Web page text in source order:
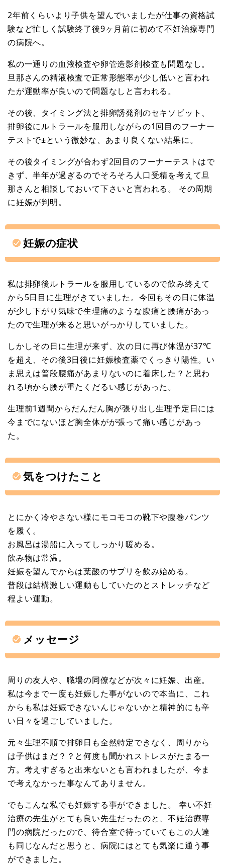
2年前くらいより子供を望んでいましたが仕事の資格試
験など忙しく試験終了後9ヶ月前に初めて不妊治療専門
の病院へ。
私の一通りの血液検査や卵管造影剤検査も問題なし。
旦那さんの精液検査で正常形態率が少し低いと言われ
たが運動率が良いので問題なしと言われる。
その後、タイミング法と排卵誘発剤のセキソビット、
排卵後にルトラールを服用しながらの1回目のフーナー
テストで±という微妙な、あまり良くない結果に。
その後タイミングが合わず2回目のフーナーテストはで
きず、半年が過ぎるのでそろそろ人口受精を考えて旦
那さんと相談しておいて下さいと言われる。 その周期
に妊娠が判明。
妊娠の症状
私は排卵後ルトラールを服用しているので飲み終えて
から5日目に生理がきていました。今回もその日に体温
が少し下がり気味で生理痛のような腹痛と腰痛があっ
たので生理が来ると思いがっかりしていました。
しかしその日に生理が来ず、次の日に再び体温が37℃
を超え、その後3日後に妊娠検査薬でくっきり陽性。い
ま思えは普段腰痛があまりないのに着床した？と思わ
れる頃から腰が重たくだるい感じがあった。
生理前1週間からだんだん胸が張り出し生理予定日には
今までにないほど胸全体がが張って痛い感じがあっ
た。
気をつけたこと
とにかく冷やさない様にモコモコの靴下や腹巻パンツ
を履く。
お風呂は湯船に入ってしっかり暖める。
飲み物は常温。
妊娠を望んでからは葉酸のサプリを飲み始める。
普段は結構激しい運動もしていたのとストレッチなど
程よい運動。
メッセージ
周りの友人や、職場の同僚などが次々に妊娠、出産。
私は今まで一度も妊娠した事がないので本当に、これ
からも私は妊娠できないんじゃないかと精神的にも辛
い日々を過ごしていました。
元々生理不順で排卵日も全然特定できなく、周りから
は子供はまだ？？と何度も聞かれストレスがたまる一
方。考えすぎると出来ないとも言われましたが、今ま
で考えなかった事なんてありません。
でもこんな私でも妊娠する事ができました。 幸い不妊
治療の先生がとても良い先生だったのと、不妊治療専
門の病院だったので、待合室で待っていてもこの人達
も同じなんだと思うと、病院にはとても気楽に通う事
ができました。